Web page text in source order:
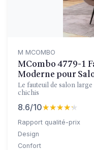
M MCOMBO
MCombo 4779-1
Moderne pour
Le fauteuil de salon
chichis
8.6/10★★★★★
★★★★★
Rapport qualité-prix
Design
Confort